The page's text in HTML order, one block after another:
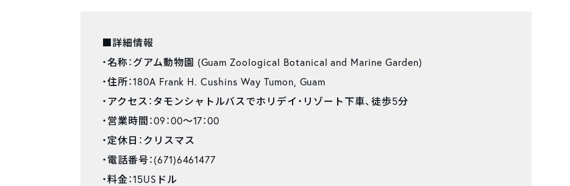
■詳細情報
・名称：グアム動物園 (Guam Zoological Botanical and Marine Garden)
・住所：180A Frank H. Cushins Way Tumon, Guam
・アクセス：タモンシャトルバスでホリデイ・リゾート下車、徒歩5分
・営業時間：09：00～17：00
・定休日：クリスマス
・電話番号：(671)6461477
・料金：15USドル